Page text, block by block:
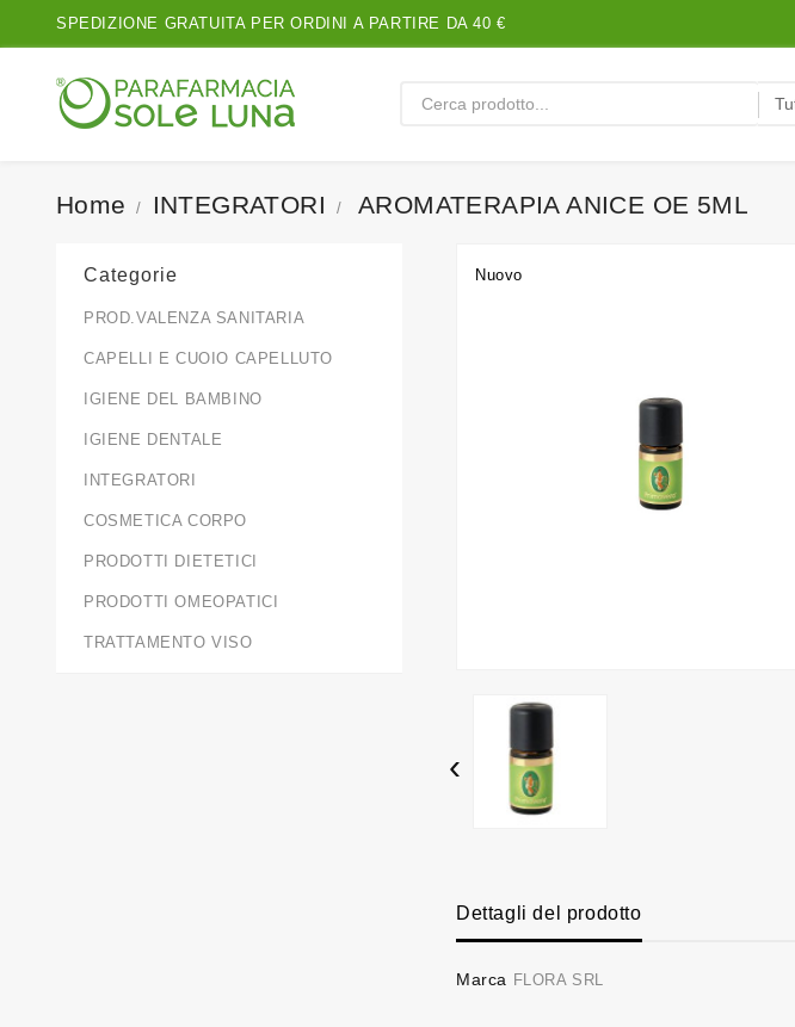
SPEDIZIONE GRATUITA PER ORDINI A PARTIRE DA 40 €
Home INTEGRATORI AROMATERAPIA ANICE OE 5ML
Categorie
PROD.VALENZA SANITARIA
CAPELLI E CUOIO CAPELLUTO
IGIENE DEL BAMBINO
IGIENE DENTALE
INTEGRATORI
COSMETICA CORPO
PRODOTTI DIETETICI
PRODOTTI OMEOPATICI
TRATTAMENTO VISO
Nuovo
‹
Dettagli del prodotto
Marca FLORA SRL